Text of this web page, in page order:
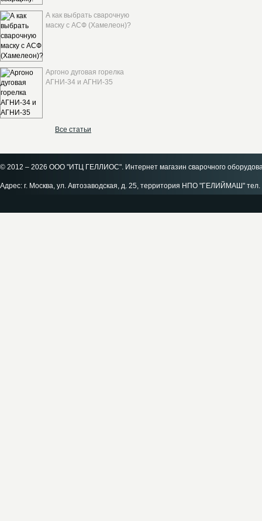
А как выбрать сварочную
маску с АСФ (Хамелеон)?
Аргоно дуговая горелка
АГНИ-34 и АГНИ-35
Все статьи
© 2012 – 2026 ООО "ИТЦ ГЕЛЛИОС". Интернет магазин сварочного
Адрес: г. Москва, ул. Автозаводская, д. 25, территория НПО "ГЕЛИЙМАШ"